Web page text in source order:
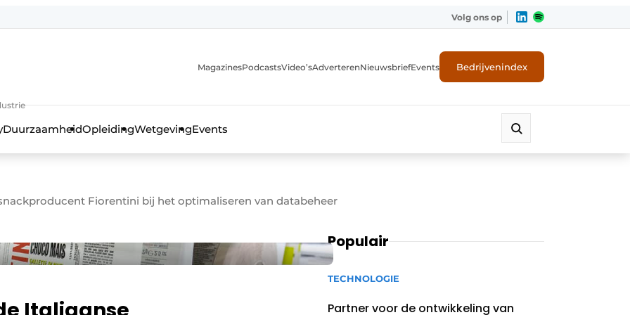
Volg ons op
MagazinesPodcastsVideo’sAdverterenNieuwsbriefEvents Bedrijvenindex
DuurzaamheidOpleidingWetgevingEvents
Fiorentini bij het optimaliseren van databeheer
Populair
TECHNOLOGIE
Partner voor de ontwikkeling van